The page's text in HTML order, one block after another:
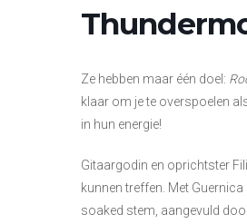
Ze hebben maar één doel:
klaar om je te overspoelen
in hun energie!
Gitaargodin en oprichtster
kunnen treffen. Met
soaked stem, aangevuld